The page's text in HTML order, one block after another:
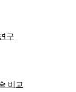
구
비교